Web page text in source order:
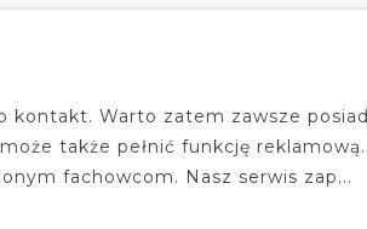
kontakt. Warto zatem zawsze
także pełnić funkcję reklamową.
fachowcom. Nasz serwis zap...